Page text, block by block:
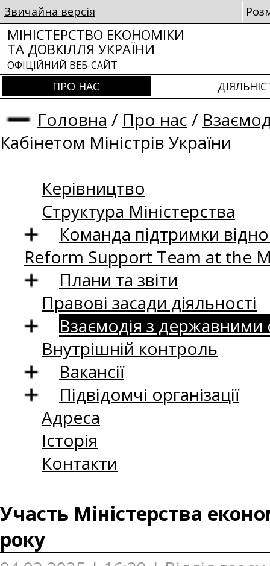
Звичайна версія
МІНІСТЕРСТВО ЕКОНОМІКИ
ТА ДОВКІЛЛЯ УКРАЇНИ
ОФІЦІЙНИЙ ВЕБ-САЙТ
ПРО НАС
Головна / Про нас /
Кабінетом Міністрів України
Керівництво
Структура Міністерства
Команда підтримки
Reform Support Team at the
Плани та звіти
Правові засади діяльності
Взаємодія з
Внутрішній контроль
Вакансії
Підвідомчі організації
Адреса
Історія
Контакти
Участь Міністерства
року